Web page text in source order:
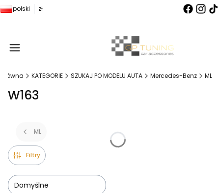
polski zł
KATEGORIE SZUKAJ PO MODELU AUTA Mercedes-Benz ML
W163
ML
Filtry
Domyślne